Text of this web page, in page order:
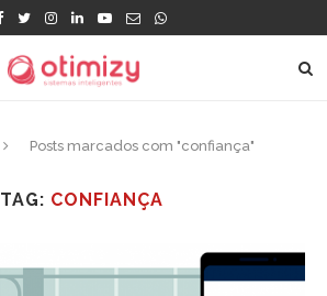
Posts marcados com "confiança"
TAG: CONFIANÇA